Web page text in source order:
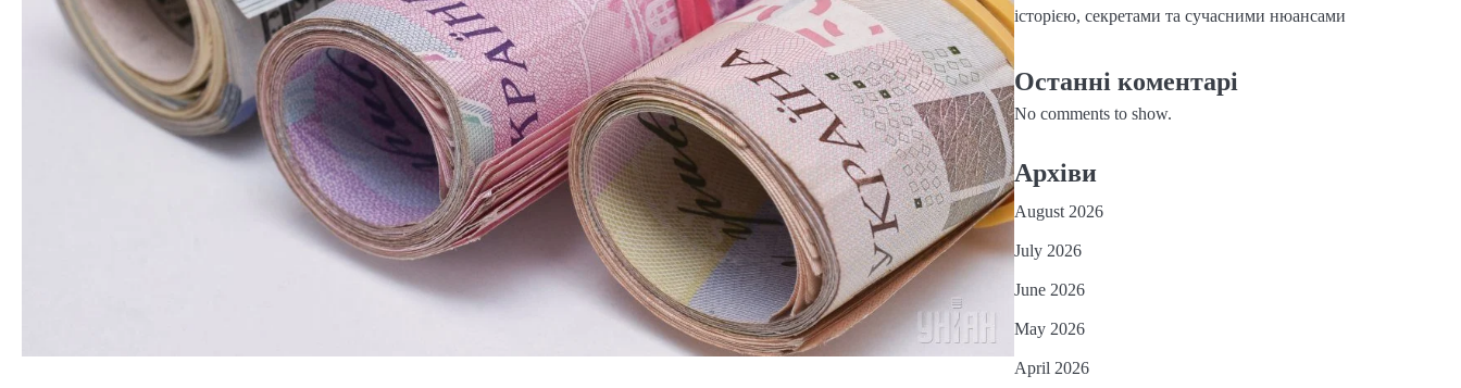
історією, секретами та сучасними нюансами
Останні коментарі
No comments to show.
Архіви
August 2026
July 2026
June 2026
May 2026
April 2026